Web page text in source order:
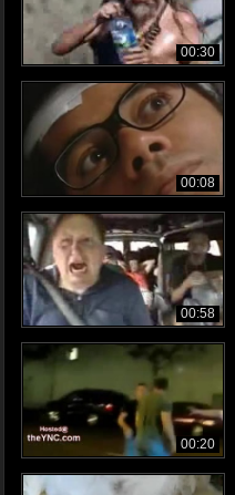
00:30
00:08
00:58
00:20